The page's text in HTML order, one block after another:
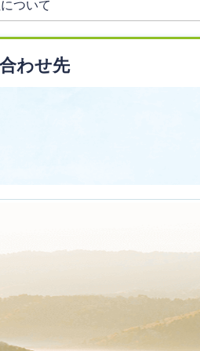
ついて
わせ先